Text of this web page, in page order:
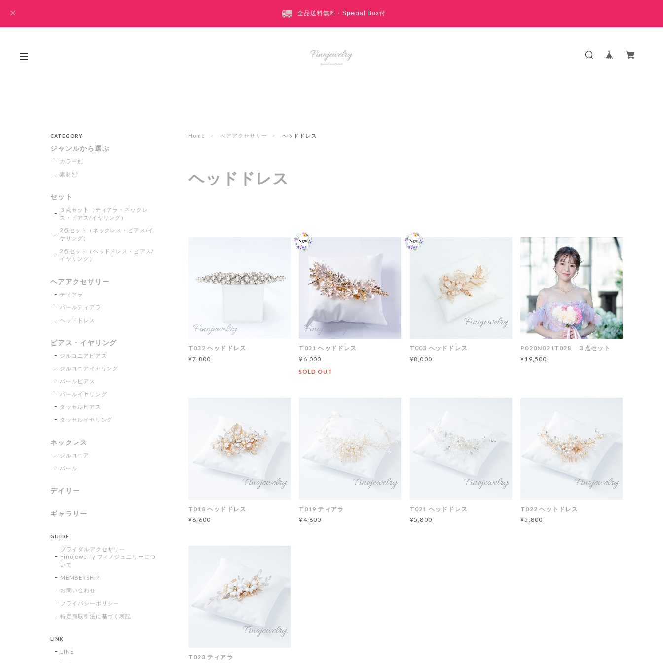
全品送料無料・Special Box付
Home ヘアアクセサリー ヘッドドレス
ヘッドドレス
T032 ヘッドドレス
¥7,800
T031 ヘッドドレス
¥6,000
SOLD OUT
T003 ヘッドドレス
¥8,000
P020N021T028 ３点セット
¥19,500
T018 ヘッドドレス
¥6,600
T019 ティアラ
¥4,800
T021 ヘッドドレス
¥5,800
T022 ヘットドレス
¥5,800
T023 ティアラ
CATEGORY
ジャンルから選ぶ
カラー別
素材別
セット
３点セット（ティアラ・ネックレ
ス・ピアス/イヤリング）
2点セット（ネックレス・ピアス/イ
ヤリング）
2点セット（ヘッドドレス・ピアス/
イヤリング）
ヘアアクセサリー
ティアラ
パールティアラ
ヘッドドレス
ピアス・イヤリング
ジルコニアピアス
ジルコニアイヤリング
パールピアス
パールイヤリング
タッセルピアス
タッセルイヤリング
ネックレス
ジルコニア
パール
デイリー
ギャラリー
GUIDE
ブライダルアクセサリー
Finojewelry フィノジュエリーにつ
いて
MEMBERSHIP
お問い合わせ
プライバシーポリシー
特定商取引法に基づく表記
LINK
LINE